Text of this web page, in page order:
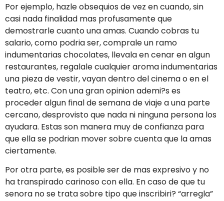
Por ejemplo, hazle obsequios de vez en cuando, sin
casi nada finalidad mas profusamente que
demostrarle cuanto una amas. Cuando cobras tu
salario, como podri­a ser, comprale un ramo
indumentarias chocolates, llevala en cenar en algun
restaurantes, regalale cualquier aroma indumentarias
una pieza de vestir, vayan dentro del cinema o en el
teatro, etc. Con una gran opinion ademi?s es
proceder algun final de semana de viaje a una parte
cercano, desprovisto que nada ni ninguna persona los
ayudara. Estas son manera muy de confianza para
que ella se podri­an mover sobre cuenta que la amas
ciertamente.
Por otra parte, es posible ser de mas expresivo y no
ha transpirado carinoso con ella. En caso de que tu
senora no se trata sobre tipo que inscribiri? “arregla”